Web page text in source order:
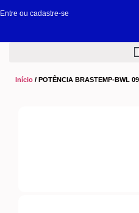
Entre ou cadastre-se
Início / POTÊNCIA BRASTEMP-BWL